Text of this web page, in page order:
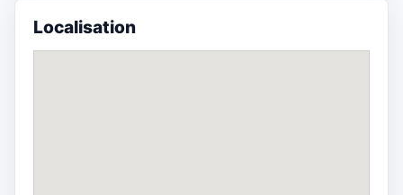
Localisation